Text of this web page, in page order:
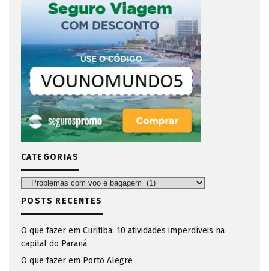
CATEGORIAS
Categorias
POSTS RECENTES
O que fazer em Curitiba: 10 atividades imperdíveis na
capital do Paraná
O que fazer em Porto Alegre